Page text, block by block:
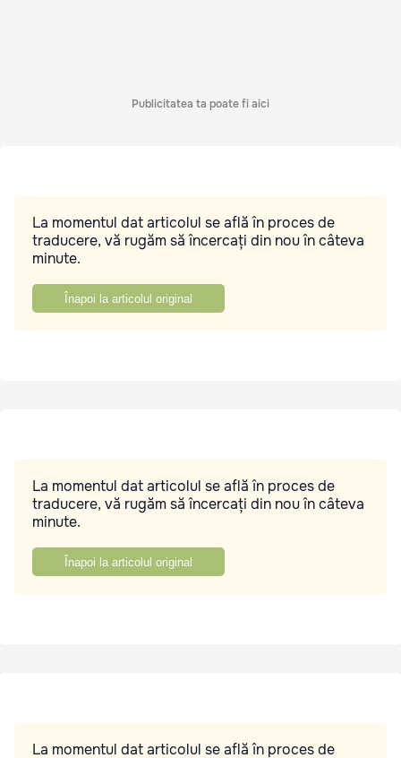
Publicitatea ta poate fi aici
La momentul dat articolul se află în proces de
traducere, vă rugăm să încercați din nou în câteva
minute.
Înapoi la articolul original
La momentul dat articolul se află în proces de
traducere, vă rugăm să încercați din nou în câteva
minute.
Înapoi la articolul original
La momentul dat articolul se află în proces de